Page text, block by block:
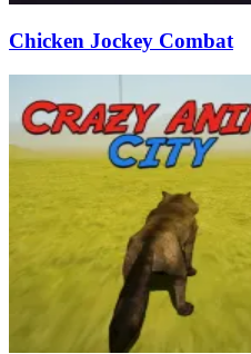
Chicken Jockey Combat